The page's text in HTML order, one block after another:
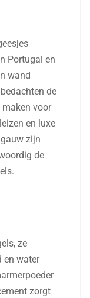
Portugal en
wand
de
maken voor
en luxe
zijn
de
ze
en water
zorgt